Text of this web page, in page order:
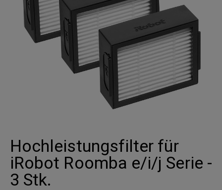
Hochleistungsfilter für
iRobot Roomba e/i/j Serie -
3 Stk.